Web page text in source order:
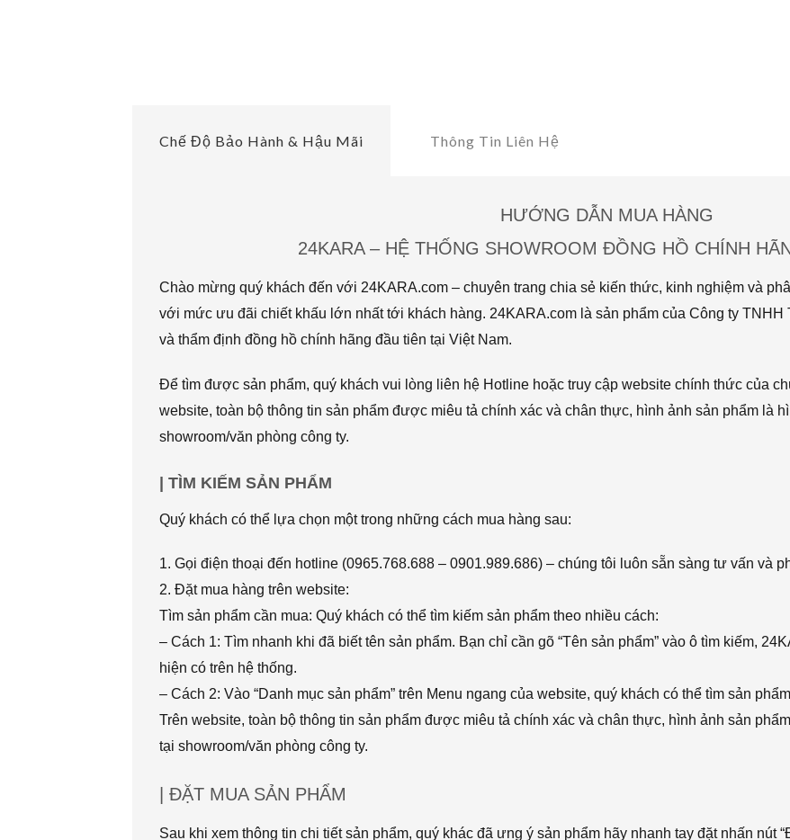
Chế Độ Bảo Hành & Hậu Mãi Thông Tin Liên Hệ
HƯỚNG DẪN MUA HÀNG
24KARA – HỆ THỐNG SHOWROOM ĐỒNG HỒ CHÍNH
Chào mừng quý khách đến với 24KARA.com – chuyên trang chia sẻ kiến thức, kinh nghiệm và
với mức ưu đãi chiết khấu lớn nhất tới khách hàng. 24KARA.com là sản phẩm của Công ty TNHH
và thẩm định đồng hồ chính hãng đầu tiên tại Việt Nam.
Để tìm được sản phẩm, quý khách vui lòng liên hệ Hotline hoặc truy cập website chính thức của
website, toàn bộ thông tin sản phẩm được miêu tả chính xác và chân thực, hình ảnh sản phẩm là
showroom/văn phòng công ty.
| TÌM KIẾM SẢN PHẨM
Quý khách có thể lựa chọn một trong những cách mua hàng sau:
1. Gọi điện thoại đến hotline (0965.768.688 – 0901.989.686) – chúng tôi luôn sẵn sàng tư vấn và
2. Đặt mua hàng trên website:
Tìm sản phẩm cần mua: Quý khách có thể tìm kiếm sản phẩm theo nhiều cách:
– Cách 1: Tìm nhanh khi đã biết tên sản phẩm. Bạn chỉ cần gõ “Tên sản phẩm” vào ô tìm kiếm,
hiện có trên hệ thống.
– Cách 2: Vào “Danh mục sản phẩm” trên Menu ngang của website, quý khách có thể tìm sản
Trên website, toàn bộ thông tin sản phẩm được miêu tả chính xác và chân thực, hình ảnh sản
tại showroom/văn phòng công ty.
| ĐẶT MUA SẢN PHẨM
Sau khi xem thông tin chi tiết sản phẩm, quý khác đã ưng ý sản phẩm hãy nhanh tay đặt nhấn nút